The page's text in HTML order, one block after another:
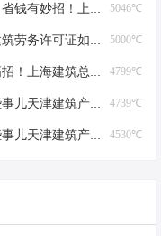
5046℃
务许可证办理费用是多少
5000℃
许可证如何节税
4799℃
筑总包免费办理吗？
4739℃
产业园总包资质挂靠
4530℃
产业园总包资质挂靠